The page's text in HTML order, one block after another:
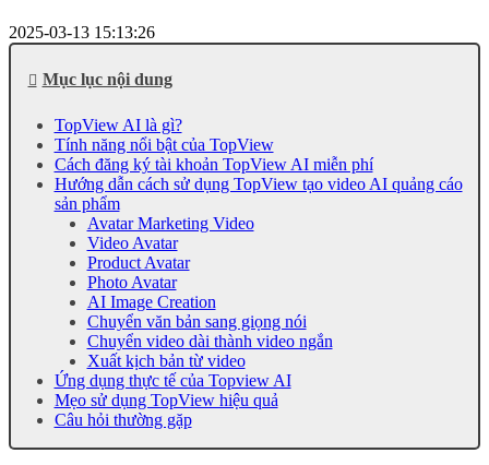
2025-03-13 15:13:26
Mục lục nội dung
TopView AI là gì?
Tính năng nổi bật của TopView
Cách đăng ký tài khoản TopView AI miễn phí
Hướng dẫn cách sử dụng TopView tạo video AI quảng cáo
sản phẩm
Avatar Marketing Video
Video Avatar
Product Avatar
Photo Avatar
AI Image Creation
Chuyển văn bản sang giọng nói
Chuyển video dài thành video ngắn
Xuất kịch bản từ video
Ứng dụng thực tế của Topview AI
Mẹo sử dụng TopView hiệu quả
Câu hỏi thường gặp